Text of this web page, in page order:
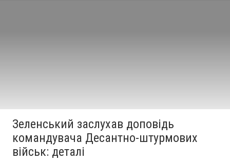
Зеленський заслухав доповідь
командувача Десантно-штурмових
військ: деталі